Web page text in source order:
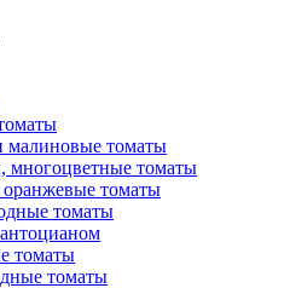
малиновые томаты
многоцветные томаты
томаты
томаты
томаты
томаты